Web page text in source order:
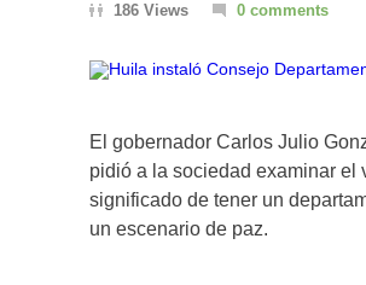
186 Views
0 comments
El gobernador Carlos Julio
pidió a la sociedad examinar el
significado de tener un
un escenario de paz.